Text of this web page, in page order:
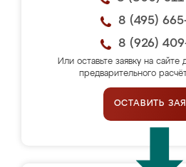
8 (495)
8 (926)
Или оставьте заявку на сайте
предварительного
ОСТАВИТЬ